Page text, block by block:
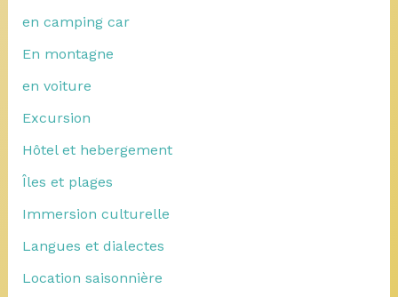
en camping car
En montagne
en voiture
Excursion
Hôtel et hebergement
Îles et plages
Immersion culturelle
Langues et dialectes
Location saisonnière